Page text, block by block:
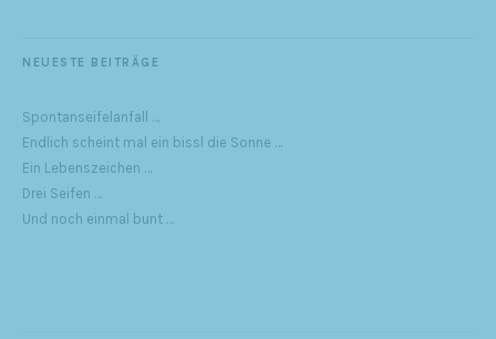
NEUESTE BEITRÄGE
Spontanseifelanfall …
Endlich scheint mal ein bissl die Sonne …
Ein Lebenszeichen …
Drei Seifen …
Und noch einmal bunt …